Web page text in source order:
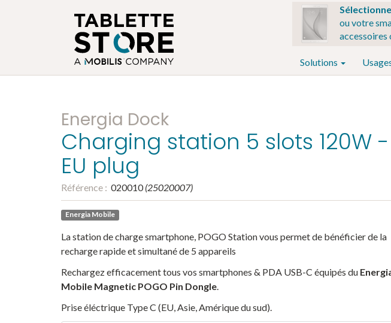
ou votre
Solutions
Energia Dock
Charging station 5 slots 120W -
EU plug
Référence : 020010 (25020007)
Energia Mobile
La station de charge smartphone, POGO Station vous permet de bénéficier de la
recharge rapide et simultané de 5 appareils
Rechargez efficacement tous vos smartphones & PDA USB-C équipés du
Mobile Magnetic POGO Pin Dongle
Prise éléctrique Type C (EU, Asie, Amérique du sud).